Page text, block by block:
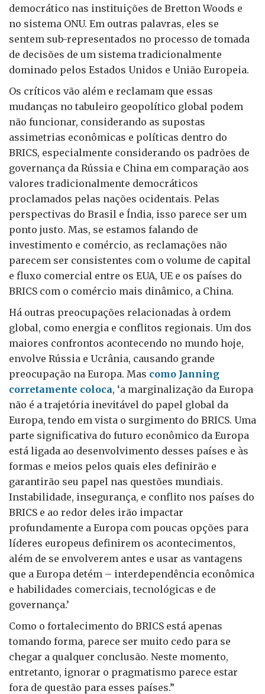
democrático nas instituições de Bretton Woods e
no sistema ONU. Em outras palavras, eles se
sentem sub-representados no processo de tomada
de decisões de um sistema tradicionalmente
dominado pelos Estados Unidos e União Europeia.
Os críticos vão além e reclamam que essas
mudanças no tabuleiro geopolítico global podem
não funcionar, considerando as supostas
assimetrias econômicas e políticas dentro do
BRICS, especialmente considerando os padrões de
governança da Rússia e China em comparação aos
valores tradicionalmente democráticos
proclamados pelas nações ocidentais. Pelas
perspectivas do Brasil e Índia, isso parece ser um
ponto justo. Mas, se estamos falando de
investimento e comércio, as reclamações não
parecem ser consistentes com o volume de capital
e fluxo comercial entre os EUA, UE e os países do
BRICS com o comércio mais dinâmico, a China.
Há outras preocupações relacionadas à ordem
global, como energia e conflitos regionais. Um dos
maiores confrontos acontecendo no mundo hoje,
envolve Rússia e Ucrânia, causando grande
preocupação na Europa. Mas como Janning
corretamente coloca, ‘a marginalização da Europa
não é a trajetória inevitável do papel global da
Europa, tendo em vista o surgimento do BRICS. Uma
parte significativa do futuro econômico da Europa
está ligada ao desenvolvimento desses países e às
formas e meios pelos quais eles definirão e
garantirão seu papel nas questões mundiais.
Instabilidade, insegurança, e conflito nos países do
BRICS e ao redor deles irão impactar
profundamente a Europa com poucas opções para
líderes europeus definirem os acontecimentos,
além de se envolverem antes e usar as vantagens
que a Europa detém – interdependência econômica
e habilidades comerciais, tecnológicas e de
governança.’
Como o fortalecimento do BRICS está apenas
tomando forma, parece ser muito cedo para se
chegar a qualquer conclusão. Neste momento,
entretanto, ignorar o pragmatismo parece estar
fora de questão para esses países.”